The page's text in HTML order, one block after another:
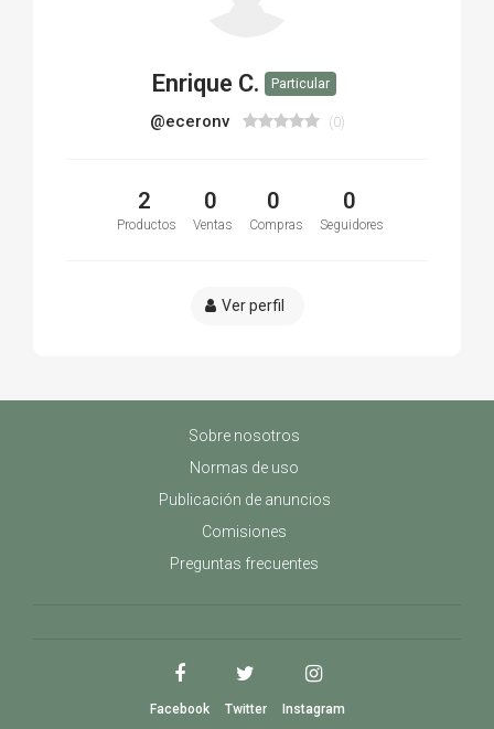
Enrique C. Particular
@eceronv (0)
2
Productos
0
Ventas
0
Compras
0
Seguidores
Ver perfil
Sobre nosotros
Normas de uso
Publicación de anuncios
Comisiones
Preguntas frecuentes
Facebook Twitter Instagram